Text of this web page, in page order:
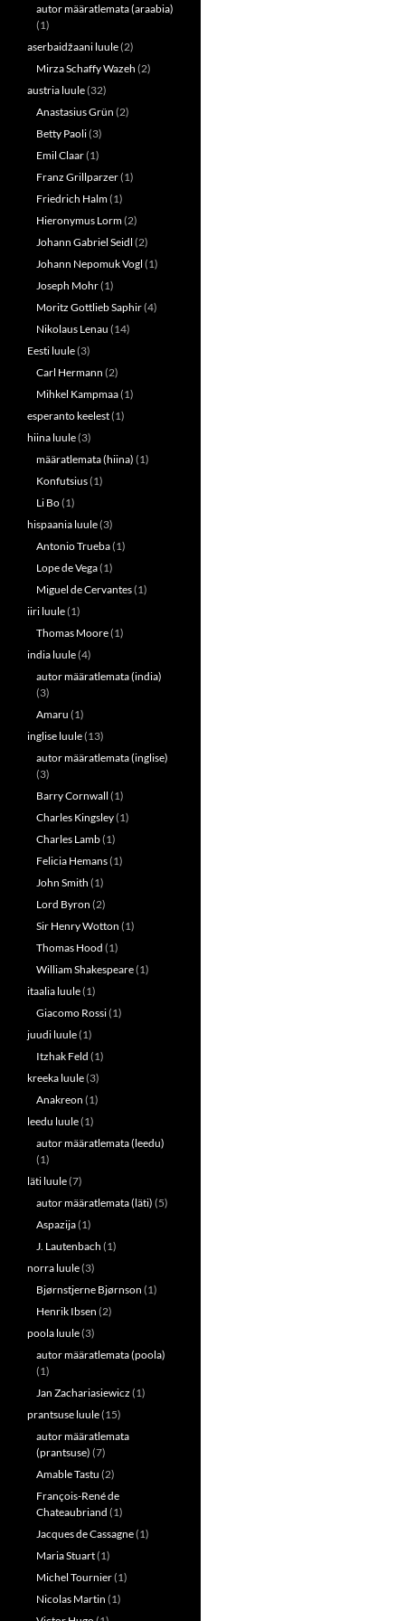
autor määratlemata (araabia)
(1)
aserbaidžaani luule(2)
Mirza Schaffy Wazeh (2)
austria luule(32)
Anastasius Grün (2)
Betty Paoli(3)
Emil Claar(1)
Franz Grillparzer(1)
Friedrich Halm(1)
Hieronymus Lorm(2)
Johann Gabriel Seidl (2)
Johann Nepomuk Vogl (1)
Joseph Mohr(1)
Moritz Gottlieb Saphir(4)
Nikolaus Lenau (14)
Eesti luule(3)
Carl Hermann (2)
Mihkel Kampmaa(1)
esperanto keelest(1)
hiina luule(3)
määratlemata (hiina) (1)
Konfutsius(1)
Li Bo(1)
hispaania luule(3)
Antonio Trueba(1)
Lope de Vega(1)
Miguel de Cervantes(1)
iiri luule(1)
Thomas Moore(1)
india luule(4)
autor määratlemata (india)
(3)
Amaru (1)
inglise luule(13)
autor määratlemata (inglise)
(3)
Barry Cornwall (1)
Charles Kingsley(1)
Charles Lamb(1)
Felicia Hemans(1)
John Smith (1)
Lord Byron (2)
Sir Henry Wotton (1)
Thomas Hood (1)
William Shakespeare(1)
itaalia luule(1)
Giacomo Rossi(1)
juudi luule(1)
Itzhak Feld (1)
kreeka luule(3)
Anakreon (1)
leedu luule(1)
autor määratlemata (leedu)
(1)
läti luule(7)
autor määratlemata (läti) (5)
Aspazija(1)
J. Lautenbach (1)
norra luule(3)
Bjørnstjerne Bjørnson (1)
Henrik Ibsen (2)
poola luule(3)
autor määratlemata (poola)
(1)
Jan Zachariasiewicz (1)
prantsuse luule(15)
autor määratlemata
(prantsuse) (7)
Amable Tastu (2)
François-René de
Chateaubriand (1)
Jacques de Cassagne(1)
Maria Stuart(1)
Michel Tournier(1)
Nicolas Martin (1)